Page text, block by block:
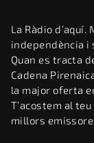
La Ràdio
independència i
Quan es tracta
Cadena
la major oferta
T’acostem al
millors